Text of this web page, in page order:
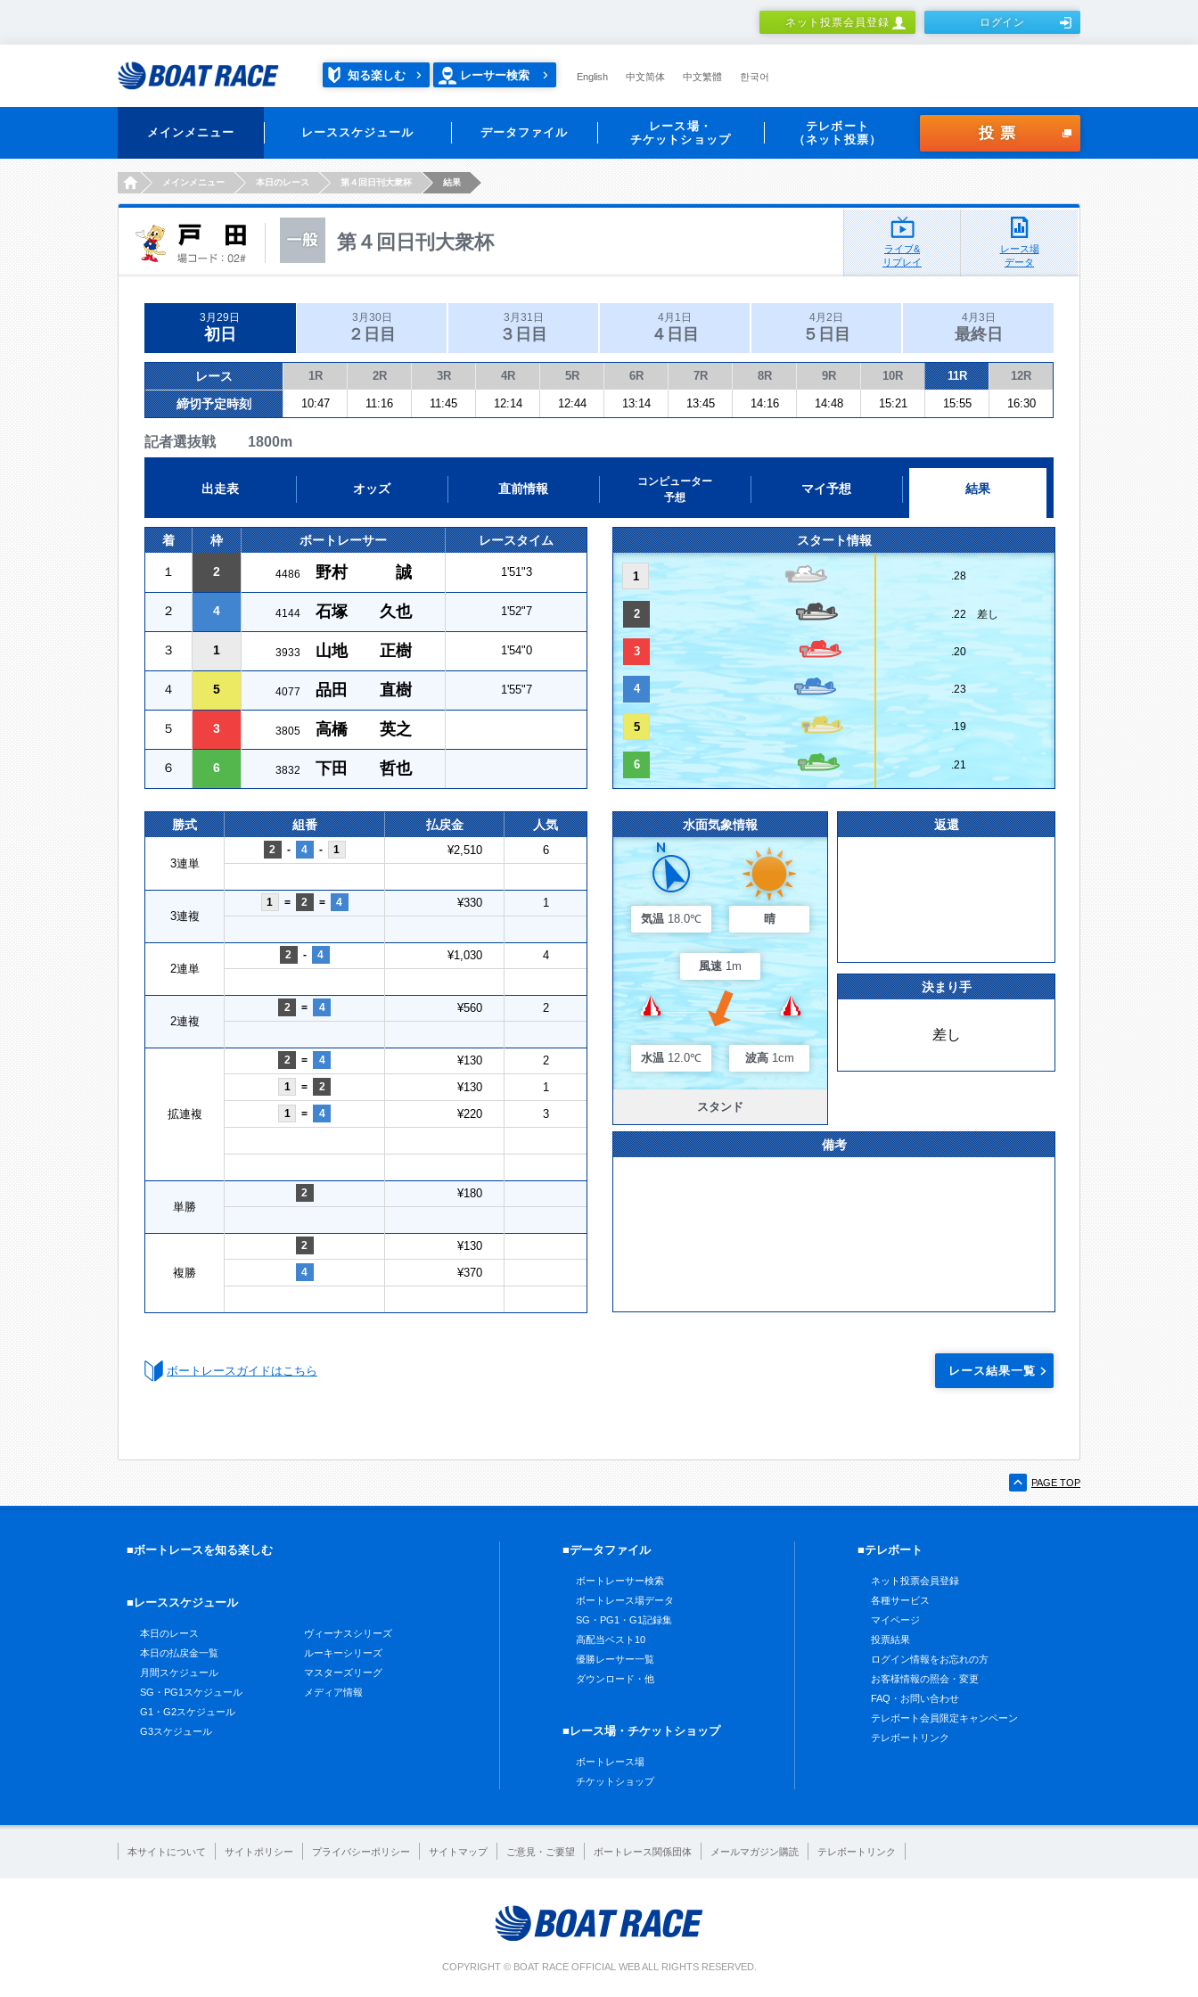
ネット投票会員登録 ログイン
知る楽しむ レーサー検索 English 中文简体 中文繁體 한국어
メインメニュー レーススケジュール データファイル
レース場・
チケットショップ
テレボート
（ネット投票）
投票
HOMEメインメニュー 本日のレース 第４回日刊大衆杯 結果
第４回日刊大衆杯
ライブ&
リプレイ
レース場
データ
3月29日
初日
3月30日
２日目
3月31日
３日目
4月1日
４日目
4月2日
５日目
4月3日
最終日
レース 1R 2R 3R 4R 5R 6R 7R 8R 9R 10R 11R 12R
締切予定時刻 10:47 11:16 11:45 12:14 12:44 13:14 13:45 14:16 14:48 15:21 15:55 16:30
記者選抜戦 1800m
出走表 オッズ 直前情報
コンピューター
予想
マイ予想 結果
着 枠 ボートレーサー レースタイム
１ 2 4486 野村 誠 1'51"3
２ 4 4144 石塚 久也 1'52"7
３ 1 3933 山地 正樹 1'54"0
４ 5 4077 品田 直樹 1'55"7
５ 3 3805 高橋 英之
６ 6 3832 下田 哲也
スタート情報
1 .28
2 .22 差し
3 .20
4 .23
5 .19
6 .21
勝式 組番 払戻金 人気
3連単
2 - 4 - 1 ¥2,510 6
3連複
1 = 2 = 4 ¥330 1
2連単
2 - 4 ¥1,030 4
2連複
2 = 4 ¥560 2
拡連複
2 = 4 ¥130 2
1 = 2 ¥130 1
1 = 4 ¥220 3
単勝
2 ¥180
複勝
2 ¥130
4 ¥370
水面気象情報
気温 18.0℃ 晴
風速 1m
水温 12.0℃ 波高 1cm
スタンド
返還
決まり手
差し
備考
ボートレースガイドはこちら レース結果一覧
PAGE TOP
■ボートレースを知る楽しむ
■レーススケジュール
本日のレース
本日の払戻金一覧
月間スケジュール
SG・PG1スケジュール
G1・G2スケジュール
G3スケジュール
ヴィーナスシリーズ
ルーキーシリーズ
マスターズリーグ
メディア情報
■データファイル
ボートレーサー検索
ボートレース場データ
SG・PG1・G1記録集
高配当ベスト10
優勝レーサー一覧
ダウンロード・他
■レース場・チケットショップ
ボートレース場
チケットショップ
■テレボート
ネット投票会員登録
各種サービス
マイページ
投票結果
ログイン情報をお忘れの方
お客様情報の照会・変更
FAQ・お問い合わせ
テレボート会員限定キャンペーン
テレボートリンク
本サイトについて サイトポリシー プライバシーポリシー サイトマップ ご意見・ご要望 ボートレース関係団体 メールマガジン購読 テレボートリンク
COPYRIGHT © BOAT RACE OFFICIAL WEB ALL RIGHTS RESERVED.